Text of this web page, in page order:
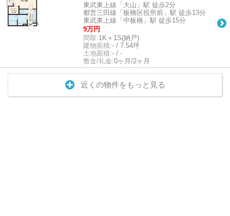
東武東上線「大山」駅 徒歩2分
都営三田線「板橋区役所前」駅 徒歩13分
東武東上線「中板橋」駅 徒歩15分
9万円
間取:1K＋1S(納戸)
建物面積:- / 7.54坪
土地面積:- / -
敷金/礼金:0ヶ月/2ヶ月
近くの物件をもっと見る